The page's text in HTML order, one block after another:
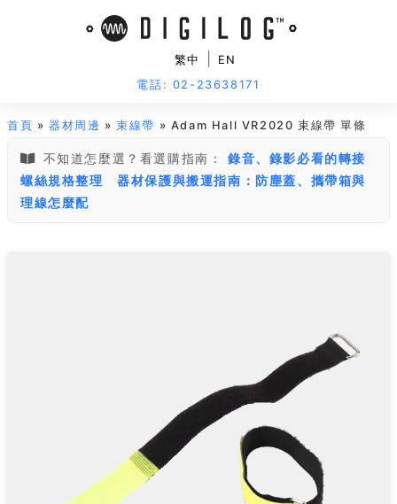
繁中
EN
電話: 02-23638171
首頁 »器材周邊 »束線帶 » Adam Hall VR2020 束線帶 單條
不知道怎麼選？看選購指南：
錄音、錄影必看的轉接
螺絲規格整理
器材保護與搬運指南：防塵蓋、攜帶箱與
理線怎麼配